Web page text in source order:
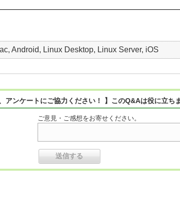
Android, Linux Desktop, Linux Server, iOS
アンケートにご協力ください！ 】このQ&Aは役に立ち
ご意見・ご感想をお寄せください。